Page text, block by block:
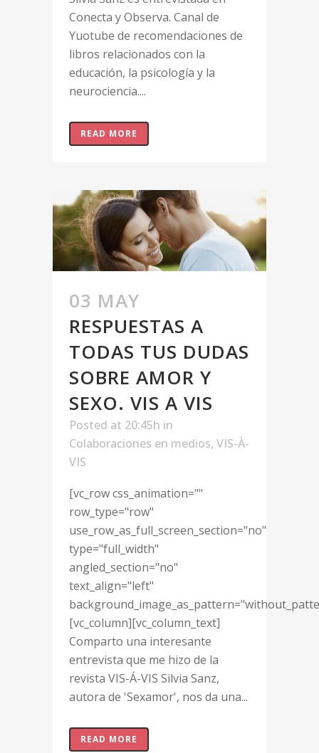
Conecta y Observa. Canal de
Yuotube de recomendaciones de
libros relacionados con la
educación, la psicología y la
neurociencia....
READ MORE
03 MAY
RESPUESTAS A
TODAS TUS DUDAS
SOBRE AMOR Y
SEXO. VIS A VIS
Posted at 20:45h in
Colaboraciones en medios, VIS-À-
VIS
[vc_row css_animation=""
row_type="row"
use_row_as_full_screen_section="no"
type="full_width"
angled_section="no"
text_align="left"
[vc_column][vc_column_text]
Comparto una interesante
entrevista que me hizo de la
revista VIS-Á-VIS Silvia Sanz,
autora de 'Sexamor', nos da una...
READ MORE